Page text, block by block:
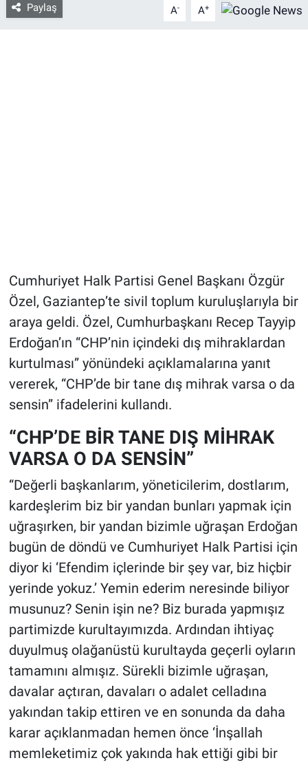
Paylaş A- A+
Cumhuriyet Halk Partisi Genel Başkanı Özgür
Özel, Gaziantep’te sivil toplum kuruluşlarıyla bir
araya geldi. Özel, Cumhurbaşkanı Recep Tayyip
Erdoğan’ın “CHP’nin içindeki dış mihraklardan
kurtulması” yönündeki açıklamalarına yanıt
vererek, “CHP’de bir tane dış mihrak varsa o da
sensin” ifadelerini kullandı.
“CHP’DE BİR TANE DIŞ MİHRAK
VARSA O DA SENSİN”
“Değerli başkanlarım, yöneticilerim, dostlarım,
kardeşlerim biz bir yandan bunları yapmak için
uğraşırken, bir yandan bizimle uğraşan Erdoğan
bugün de döndü ve Cumhuriyet Halk Partisi için
diyor ki ‘Efendim içlerinde bir şey var, biz hiçbir
yerinde yokuz.’ Yemin ederim neresinde biliyor
musunuz? Senin işin ne? Biz burada yapmışız
partimizde kurultayımızda. Ardından ihtiyaç
duyulmuş olağanüstü kurultayda geçerli oyların
tamamını almışız. Sürekli bizimle uğraşan,
davalar açtıran, davaları o adalet celladına
yakından takip ettiren ve en sonunda da daha
karar açıklanmadan hemen önce ‘İnşallah
memleketimiz çok yakında hak ettiği gibi bir
İletişim (Künye)